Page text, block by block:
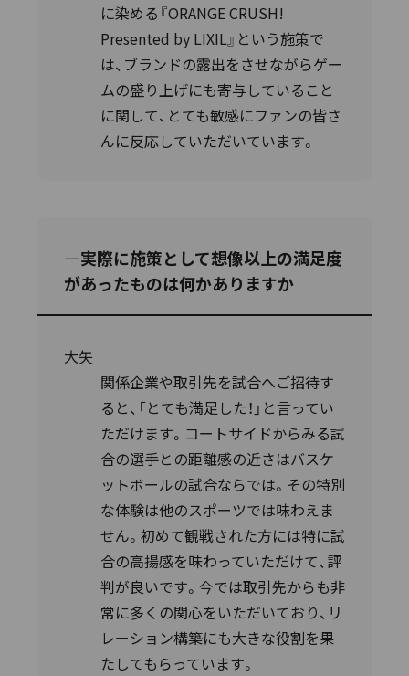
に染める『ORANGE CRUSH!
Presented by LIXIL』という施策で
は、ブランドの露出をさせながらゲー
ムの盛り上げにも寄与していること
に関して、とても敏感にファンの皆さ
んに反応していただいています。
―実際に施策として想像以上の満足度
があったものは何かありますか
大矢
関係企業や取引先を試合へご招待す
ると、「とても満足した！」と言ってい
ただけます。コートサイドからみる試
合の選手との距離感の近さはバスケ
ットボールの試合ならでは。その特別
な体験は他のスポーツでは味わえま
せん。初めて観戦された方には特に試
合の高揚感を味わっていただけて、評
判が良いです。今では取引先からも非
常に多くの関心をいただいており、リ
レーション構築にも大きな役割を果
たしてもらっています。